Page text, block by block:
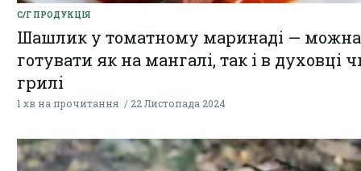
С/Г ПРОДУКЦІЯ
Шашлик у томатному маринаді — можна
готувати як на мангалі, так і в духовці
грилі
1 хв на прочитання 22 Листопада 2024